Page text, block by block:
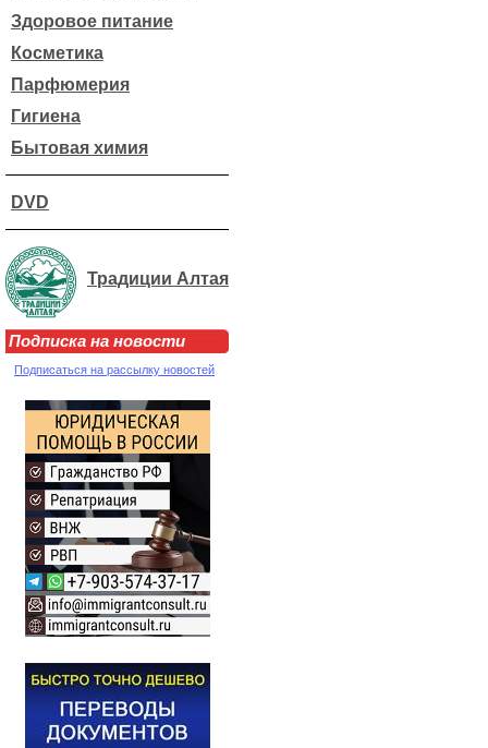
Здоровое питание
Косметика
Парфюмерия
Гигиена
Бытовая химия
DVD
Традиции Алтая
Подписка на новости
Подписаться на рассылку новостей